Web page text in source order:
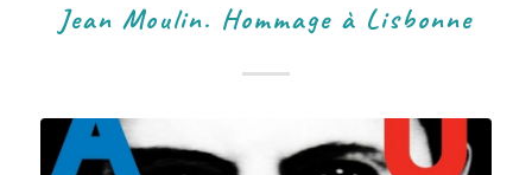
Jean Moulin. Hommage à Lisbonne